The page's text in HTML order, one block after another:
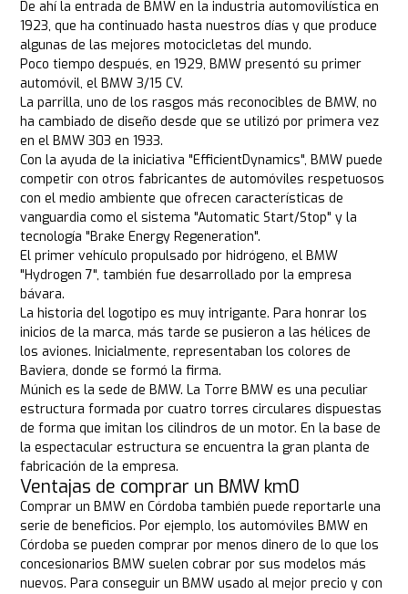
De ahí la entrada de BMW en la industria automovilística en
1923, que ha continuado hasta nuestros días y que produce
algunas de las mejores motocicletas del mundo.
Poco tiempo después, en 1929, BMW presentó su primer
automóvil, el BMW 3/15 CV.
La parrilla, uno de los rasgos más reconocibles de BMW, no
ha cambiado de diseño desde que se utilizó por primera vez
en el BMW 303 en 1933.
Con la ayuda de la iniciativa "EfficientDynamics", BMW puede
competir con otros fabricantes de automóviles respetuosos
con el medio ambiente que ofrecen características de
vanguardia como el sistema "Automatic Start/Stop" y la
tecnología "Brake Energy Regeneration".
El primer vehículo propulsado por hidrógeno, el BMW
"Hydrogen 7", también fue desarrollado por la empresa
bávara.
La historia del logotipo es muy intrigante. Para honrar los
inicios de la marca, más tarde se pusieron a las hélices de
los aviones. Inicialmente, representaban los colores de
Baviera, donde se formó la firma.
Múnich es la sede de BMW. La Torre BMW es una peculiar
estructura formada por cuatro torres circulares dispuestas
de forma que imitan los cilindros de un motor. En la base de
la espectacular estructura se encuentra la gran planta de
fabricación de la empresa.
Ventajas de comprar un BMW km0
Comprar un BMW en Córdoba también puede reportarle una
serie de beneficios. Por ejemplo, los automóviles BMW en
Córdoba se pueden comprar por menos dinero de lo que los
concesionarios BMW suelen cobrar por sus modelos más
nuevos. Para conseguir un BMW usado al mejor precio y con